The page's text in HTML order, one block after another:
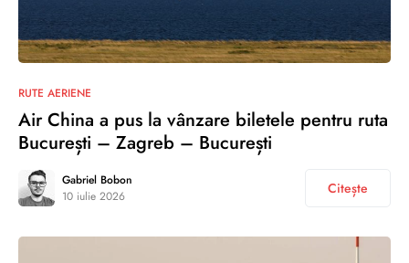
RUTE AERIENE
Air China a pus la vânzare biletele pentru ruta
București – Zagreb – București
Gabriel Bobon
10 iulie 2026
Citește